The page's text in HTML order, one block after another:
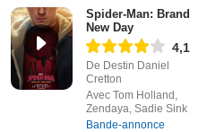
Spider-Man: Brand
New Day
4,1
De Destin Daniel
Cretton
Avec Tom Holland,
Zendaya, Sadie Sink
Bande-annonce